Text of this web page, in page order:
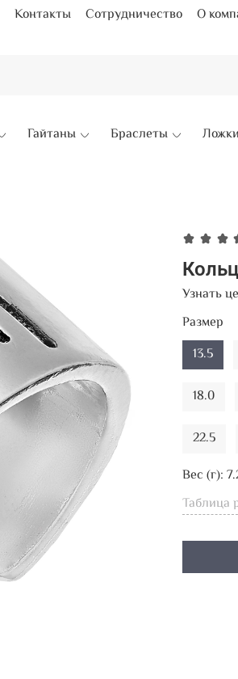
Контакты Сотрудничество О
Гайтаны Браслеты Ложки
Узнать
Вес (г):
Таблица
Размер
13.5
18.0
22.5